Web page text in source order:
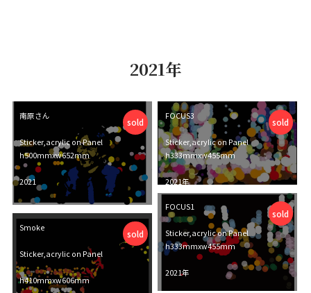
2021年
sold
南原さん
Sticker,acrylic on Panel
h500mmxw652mm
2021
SOLD
sold
FOCUS3
Sticker,acrylic on Panel
h333mmxw455mm
2021年
SOLD sold
FOCUS1
Sticker,acrylic on Panel
h333mmxw455mm
2021年
sold
Smoke
Sticker,acrylic on Panel
h410mmxw606mm